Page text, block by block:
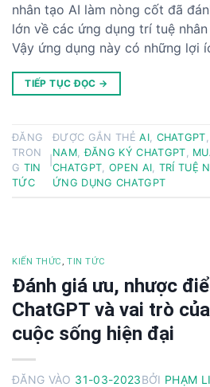
nhân tạo AI làm nòng cốt đã
lớn về các ứng dụng trí tuệ
Vậy ứng dụng này có những lợi
TIẾP TỤC ĐỌC →
ĐĂNG
TRON
G TIN
TỨC
ĐƯỢC GẮN THẺAI, CHATGPT
NAM,ĐĂNG KÝ CHATGPT,
CHATGPT, OPEN AI, TRÍ TUỆ
ỨNG DỤNG CHATGPT
KIẾN THỨC ,TIN TỨC
Đánh giá ưu, nhược
ChatGPT và vai trò
cuộc sống hiện đại
ĐĂNG VÀO 31-03-2023BỞI PHẠM